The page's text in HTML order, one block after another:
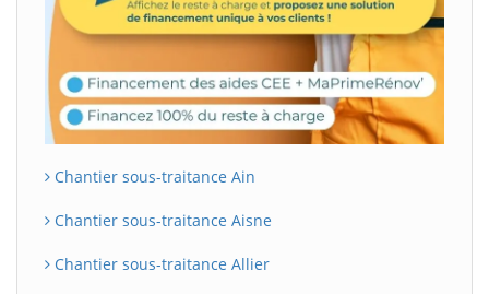
Chantier sous-traitance Ain
Chantier sous-traitance Aisne
Chantier sous-traitance Allier